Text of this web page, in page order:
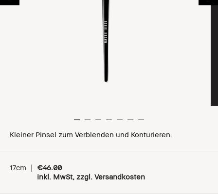
Kleiner Pinsel zum Verblenden und Konturieren.
17cm |
€46.00
inkl. MwSt, zzgl. Versandkosten